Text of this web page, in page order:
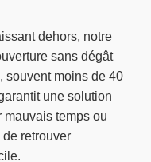
dehors, notre
sans dégât
souvent moins de 40
une solution
mauvais temps ou
retrouver